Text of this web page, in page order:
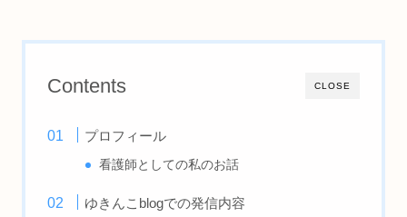
CLOSE
Contents
プロフィール
看護師としての私のお話
ゆきんこblogでの発信内容